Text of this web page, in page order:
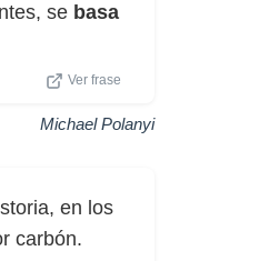
se basa
Ver frase
Michael Polanyi
en los
carbón.